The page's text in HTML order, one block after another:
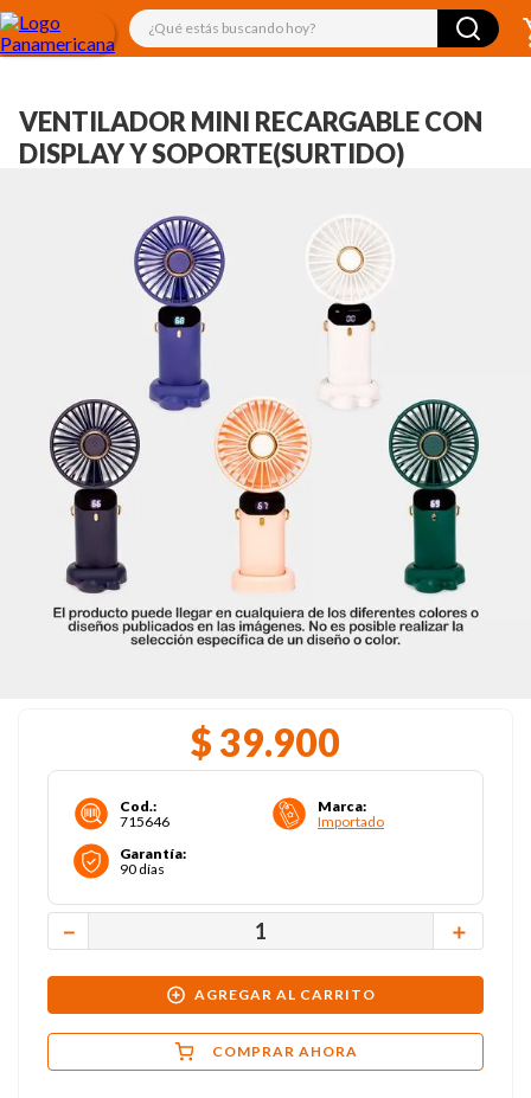
¿Qué estás buscando hoy?
VENTILADOR MINI RECARGABLE CON
DISPLAY Y SOPORTE(SURTIDO)
$ 39.900
Cod.:
715646
Marca:
Importado
Garantía:
90 días
＋
－
AGREGAR AL CARRITO
COMPRAR AHORA